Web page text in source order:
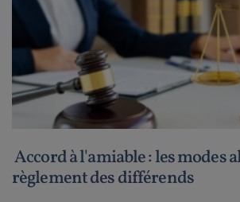
Accord à l'amiable : les modes
règlement des différends